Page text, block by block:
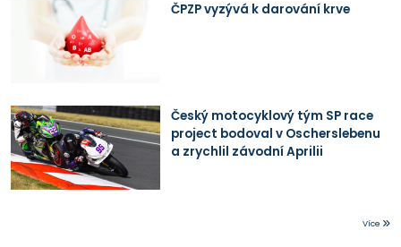
ČPZP vyzývá k darování krve
Český motocyklový tým SP race
project bodoval v Oscherslebenu
a zrychlil závodní Aprilii
Více